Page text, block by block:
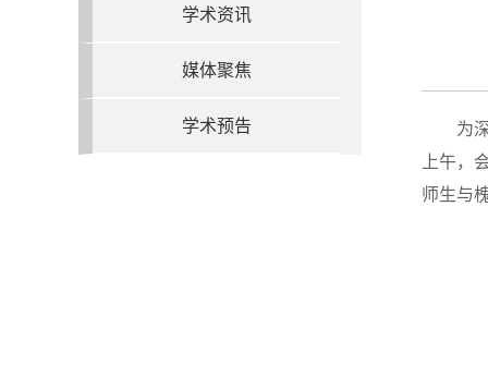
学术资讯
媒体聚焦
学术预告
为
上午，
师生与